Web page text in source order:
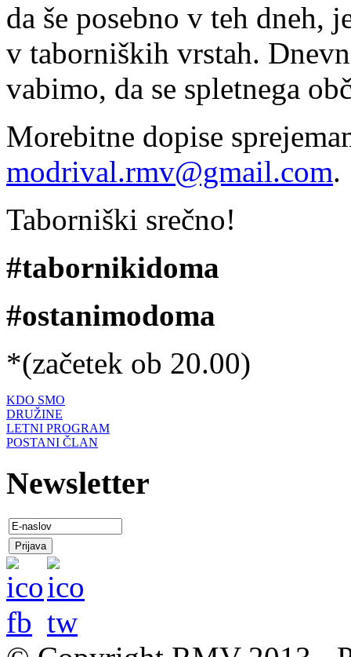
da še posebno v teh dneh,
v taborniških vrstah.
vabimo, da se spletnega
Morebitne dopise
modrival.rmv@gmail.com.
Taborniški srečno!
#tabornikidoma
#ostanimodoma
*(začetek ob 20.00)
KDO SMO
DRUŽINE
LETNI PROGRAM
POSTANI ČLAN
Newsletter